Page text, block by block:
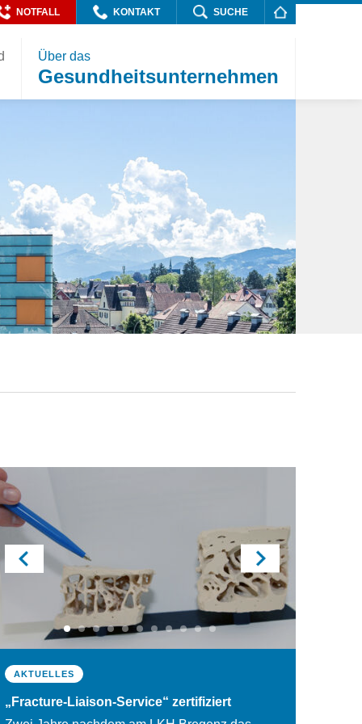
NOTFALL KONTAKT SUCHE
Über das
Gesundheitsunternehmen
AKTUELLES
„Fracture-Liaison-Service“ zertifiziert
AKTUELLES
AKTUELLES
AKTUELLES
AKTUELLES
AKTUELLES
AKTUELLES
AKTUELLES
AKTUELLES
AKTUELLES
AKTUELLES